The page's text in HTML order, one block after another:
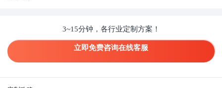
3~15分钟，各行业定制方案！
立即免费咨询在线客服